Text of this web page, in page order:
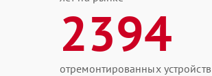
2394
отремонтированных устройств